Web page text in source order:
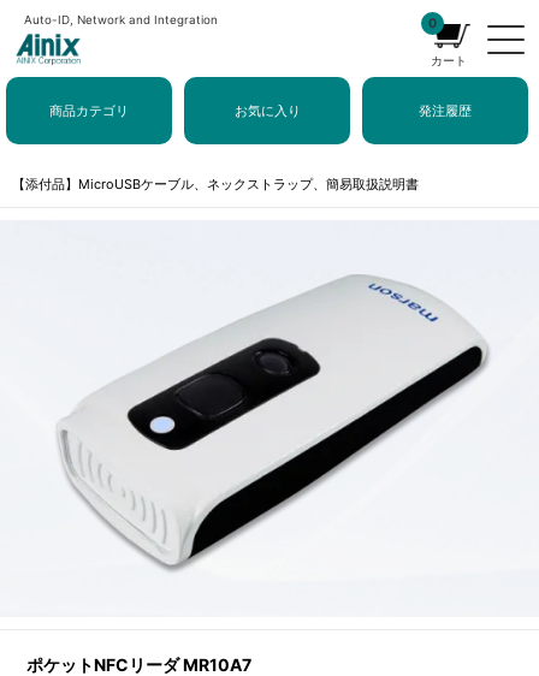
Auto-ID, Network and Integration 0
カート
商品カテゴリ お気に入り 発注履歴
【添付品】MicroUSBケーブル、ネックストラップ、簡易取扱説明書
ポケットNFCリーダ MR10A7